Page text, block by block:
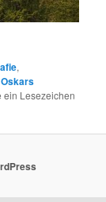
,
Oskars
ein Lesezeichen